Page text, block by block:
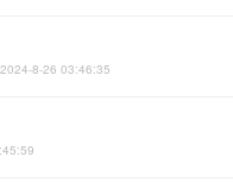
2024-8-26 03:46:35